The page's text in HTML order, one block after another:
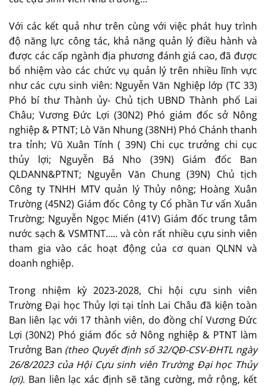
Với các kết quả như trên cùng với việc phát huy trình
độ năng lực công tác, khả năng quản lý điều hành và
được các cấp ngành địa phương đánh giá cao, đã được
bổ nhiệm vào các chức vụ quản lý trên nhiều lĩnh vực
như các cựu sinh viên: Nguyễn Văn Nghiệp lớp (TC 33)
Phó bí thư Thành ủy- Chủ tịch UBND Thành phố Lai
Châu; Vương Đức Lợi (30N2) Phó giám đốc sở Nông
nghiệp & PTNT; Lò Văn Nhung (38NH) Phó Chánh thanh
tra tỉnh; Vũ Xuân Tính ( 39N) Chi cục trưởng chi cục
thủy lợi; Nguyễn Bá Nho (39N) Giám đốc Ban
QLDANN&PTNT; Nguyễn Văn Chung (39N) Chủ tịch
Công ty TNHH MTV quản lý Thủy nông; Hoàng Xuân
Trường (45N2) Giám đốc Công ty Cổ phần Tư vấn Xuân
Trường; Nguyễn Ngọc Miến (41V) Giám đốc trung tâm
nước sạch & VSMTNT….. và còn rất nhiều cựu sinh viên
tham gia vào các hoạt động của cơ quan QLNN và
doanh nghiệp.
Trong nhiệm kỳ 2023-2028, Chi hội cựu sinh viên
Trường Đại học Thủy lợi tại tỉnh Lai Châu đã kiện toàn
Ban liên lạc với 17 thành viên, do đồng chí Vương Đức
Lợi (30N2) Phó giám đốc sở Nông nghiệp & PTNT làm
Trưởng Ban (theo Quyết định số 32/QĐ-CSV-ĐHTL ngày
26/8/2023 của Hội Cựu sinh viên Trường Đại học Thủy
lợi). Ban liên lạc xác định sẽ tăng cường, mở rộng, kết